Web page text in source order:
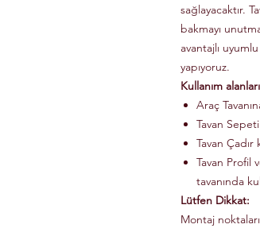
sağlayacaktır.
bakmayı
avantajlı
yapıyoruz.
Kullanım
Araç
Tavan
Tavan
Tavan Profil
tavanında
Lütfen Dikkat:
Montaj